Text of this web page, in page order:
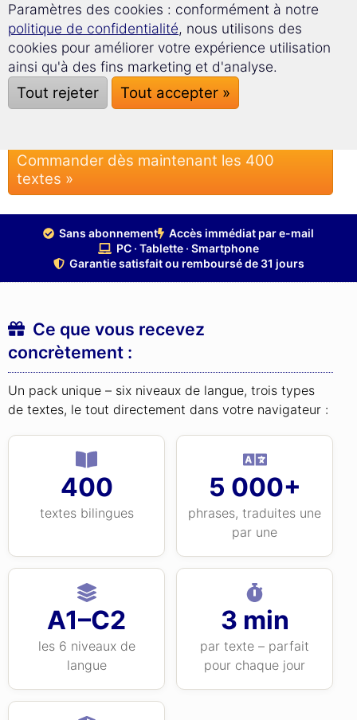
dans votre navigateur, sur PC, tablette ou
smartphone. Aucune application, aucune
installation.
Un paiement unique, sans abonnement
aucun frais récurrent, accès immédiat par e-mail.
Commander dès maintenant les 400
textes »
Sans abonnement
Accès immédiat par e-mail
PC · Tablette · Smartphone
Garantie satisfait ou remboursé de 31 jours
Ce que vous recevez
concrètement :
Un pack unique – six niveaux de langue, trois types
de textes, le tout directement dans votre navigateur :
400
textes bilingues
5 000+
phrases, traduites une
par une
A1–C2
les 6 niveaux de
langue
3 min
par texte – parfait
pour chaque jour
Paramètres des cookies : conformément à notre
politique de confidentialité, nous utilisons des
cookies pour améliorer votre expérience utilisation
ainsi qu'à des fins marketing et d'analyse.
Tout rejeter Tout accepter »